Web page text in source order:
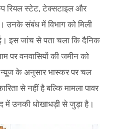
रियल स्टेट, टेक्सटाइल और
उनके संबंध में विभाग को मिली
इस जांच से पता चला कि दैनिक
पर वनवासियों की जमीन को
न्यूज के अनुसार भास्कर पर चल
से नहीं है बल्कि मामला पावर
में उनकी धोखाधड़ी से जुड़ा है।